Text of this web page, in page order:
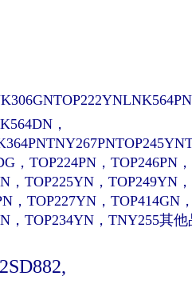
，
，TOP224PN，TOP246PN
，TOP225YN，TOP249YN
，TOP227YN，TOP414GN
，TOP234YN，TNY255其他